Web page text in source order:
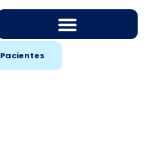
Pacientes